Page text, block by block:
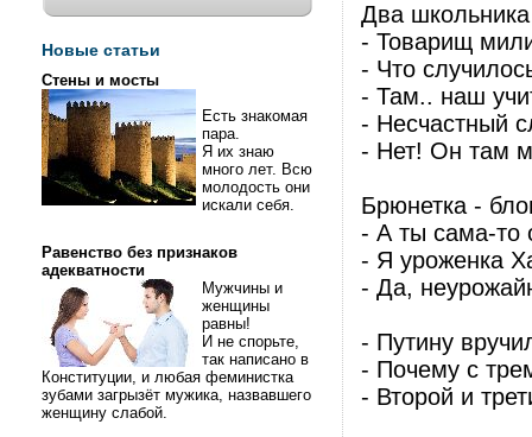
Новые статьи
Стены и мосты
Есть знакомая
пара.
Я их знаю
много лет. Всю
молодость они
искали себя.
Равенство без признаков
адекватности
Мужчины и
женщины
равны!
И не спорьте,
так написано в
Конституции, и любая феминистка
зубами загрызёт мужика, назвавшего
женщину слабой.
Два
- Товарищ
- Что
- Там.. наш
- Несчастный
- Нет! Он там
Брюнетка -
- А ты сама-то
- Я уроженка
- Да,
- Путину
- Почему с
- Второй и